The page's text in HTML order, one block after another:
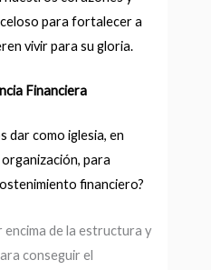
para fortalecer a
vivir para su gloria.
Financiera
dar como iglesia, en
para
financiero?
encima de la estructura y
conseguir el